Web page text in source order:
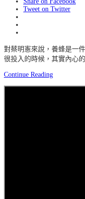
Tweet on Twitter
對蔡明憲來說，養蜂是一
很投入的時候，其實內心
Continue Reading